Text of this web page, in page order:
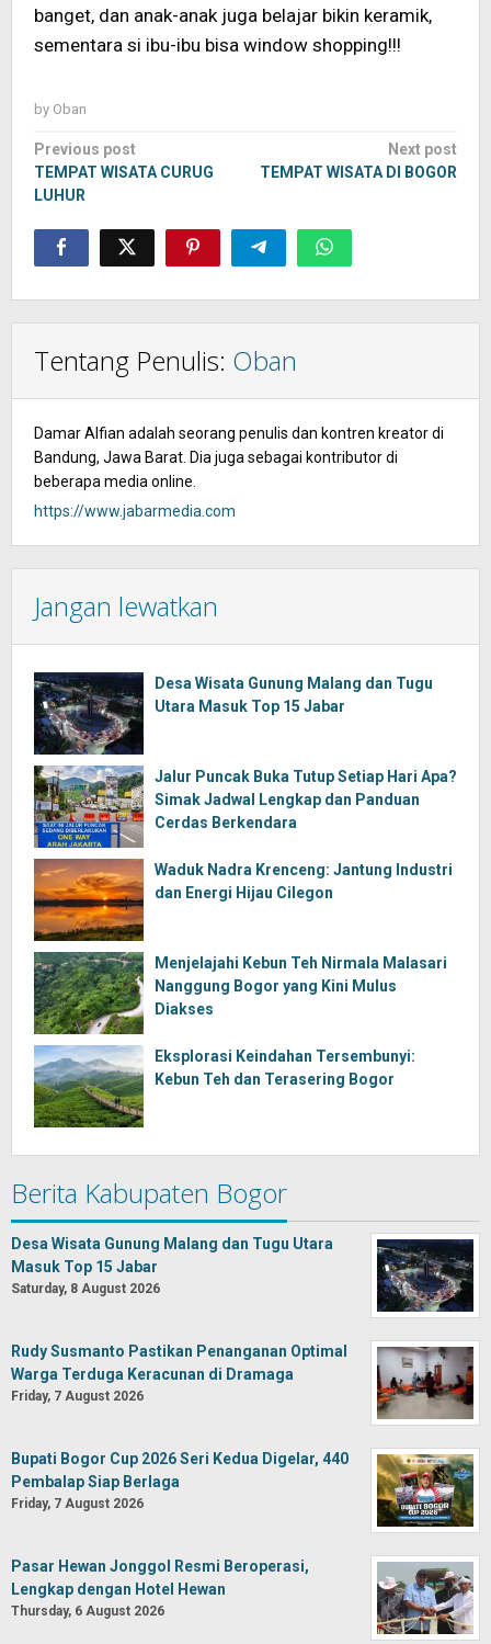
banget, dan anak-anak juga belajar bikin keramik,
sementara si ibu-ibu bisa window shopping!!!
by Oban
Post
navigation
Previous post
TEMPAT WISATA CURUG
LUHUR
Next post
TEMPAT WISATA DI BOGOR
Tentang Penulis: Oban
Damar Alfian adalah seorang penulis dan kontren kreator di
Bandung, Jawa Barat. Dia juga sebagai kontributor di
beberapa media online.
https://www.jabarmedia.com
Jangan lewatkan
Desa Wisata Gunung Malang dan Tugu
Utara Masuk Top 15 Jabar
Jalur Puncak Buka Tutup Setiap Hari Apa?
Simak Jadwal Lengkap dan Panduan
Cerdas Berkendara
Waduk Nadra Krenceng: Jantung Industri
dan Energi Hijau Cilegon
Menjelajahi Kebun Teh Nirmala Malasari
Nanggung Bogor yang Kini Mulus
Diakses
Eksplorasi Keindahan Tersembunyi:
Kebun Teh dan Terasering Bogor
Berita Kabupaten Bogor
Desa Wisata Gunung Malang dan Tugu Utara
Masuk Top 15 Jabar
Saturday, 8 August 2026
Rudy Susmanto Pastikan Penanganan Optimal
Warga Terduga Keracunan di Dramaga
Friday, 7 August 2026
Bupati Bogor Cup 2026 Seri Kedua Digelar, 440
Pembalap Siap Berlaga
Friday, 7 August 2026
Pasar Hewan Jonggol Resmi Beroperasi,
Lengkap dengan Hotel Hewan
Thursday, 6 August 2026